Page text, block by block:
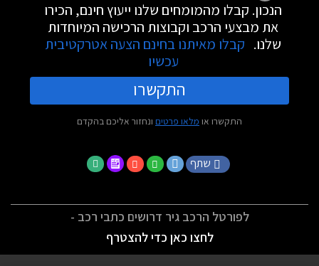
הנכון. קבלו מהמומחים שלנו ייעוץ חינם, הכירו
את מבצעי הרכב וקבוצות הרכישה המיוחדות
שלנו. קבלו מאיתנו בחינם הצעה אטרקטיבית
עכשיו
התקשרו
התקשרו או מלאו פרטים ונחזור אליכם בהקדם
שתף
לפורטל הרכב גיר דרושים כתבי רכב -
לחצו כאן כדי להצטרף